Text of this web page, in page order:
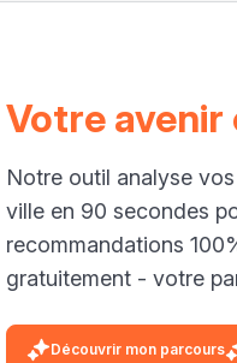
Votre avenir
Notre outil analyse
ville en 90 secondes
recommandations
gratuitement - votre
Découvrir mon parcours